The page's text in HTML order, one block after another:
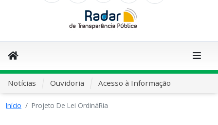
Notícias Ouvidoria Acesso à Informação
Início Projeto De Lei OrdináRia